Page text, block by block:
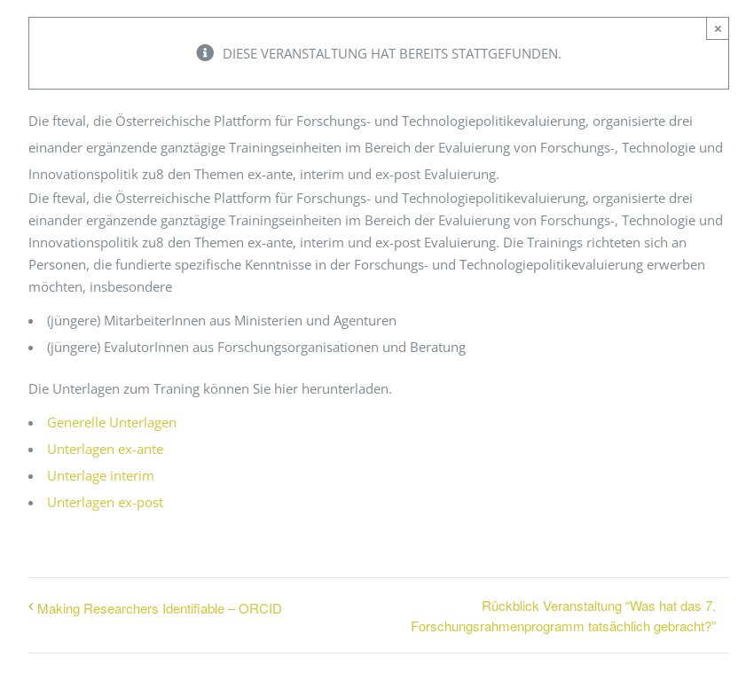
DIESE VERANSTALTUNG HAT BEREITS STATTGEFUNDEN.
×
Die fteval, die Österreichische Plattform für Forschungs- und Technologiepolitikevaluierung, organisierte drei
einander ergänzende ganztägige Trainingseinheiten im Bereich der Evaluierung von Forschungs-, Technologie und
Innovationspolitik zu8 den Themen ex-ante, interim und ex-post Evaluierung.
Die fteval, die Österreichische Plattform für Forschungs- und Technologiepolitikevaluierung, organisierte drei
einander ergänzende ganztägige Trainingseinheiten im Bereich der Evaluierung von Forschungs-, Technologie und
Innovationspolitik zu8 den Themen ex-ante, interim und ex-post Evaluierung. Die Trainings richteten sich an
Personen, die fundierte spezifische Kenntnisse in der Forschungs- und Technologiepolitikevaluierung erwerben
möchten, insbesondere
(jüngere) MitarbeiterInnen aus Ministerien und Agenturen
(jüngere) EvalutorInnen aus Forschungsorganisationen und Beratung
Die Unterlagen zum Traning können Sie hier herunterladen.
Generelle Unterlagen
Unterlagen ex-ante
Unterlage interim
Unterlagen ex-post
Making Researchers Identifiable – ORCID
Rückblick Veranstaltung “Was hat das 7.
Forschungsrahmenprogramm tatsächlich gebracht?”